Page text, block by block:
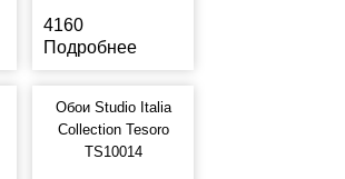
4160
Подробнее
Обои Studio Italia
Collection Tesoro
TS10014